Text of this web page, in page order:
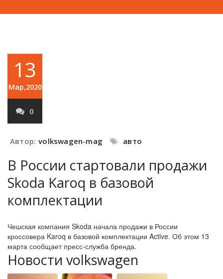
13
Мар,2020
0
Автор: volkswagen-mag авто
В России стартовали продажи
Skoda Karoq в базовой
комплектации
Чешская компания Skoda начала продажи в России
кроссовера Karoq в базовой комплектации Active. Об этом 13
марта сообщает пресс-служба бренда.
Новости volkswagen